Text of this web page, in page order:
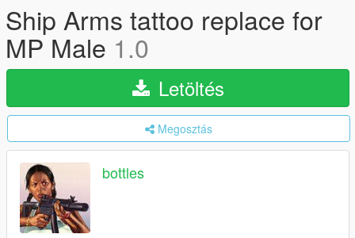
Ship Arms tattoo replace for
MP Male 1.0
Letöltés
Megosztás
bottles